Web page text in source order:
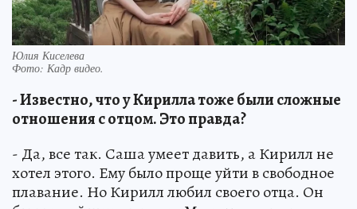
Юлия Киселева
Фото: Кадр видео.
- Известно, что у Кирилла тоже были сложные
отношения с отцом. Это правда?
- Да, все так. Саша умеет давить, а Кирилл не
хотел этого. Ему было проще уйти в свободное
плавание. Но Кирилл любил своего отца. Он